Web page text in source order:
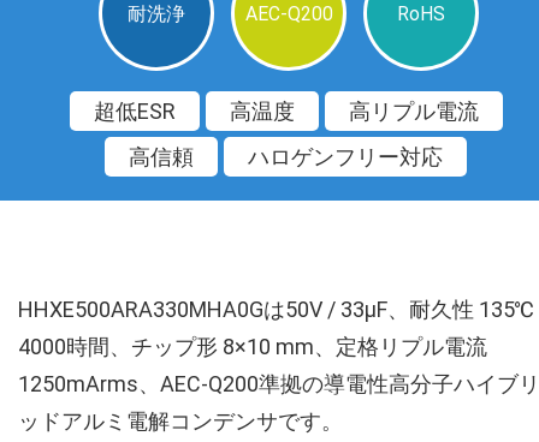
耐洗浄 AEC-Q200 RoHS
超低ESR 高温度
高リプル電流
高信頼
ハロゲンフリー対応
HHXE500ARA330MHA0Gは50V / 33µF、耐久性 135℃
4000時間、チップ形 8×10 mm、定格リプル電流
1250mArms、AEC-Q200準拠の導電性高分子ハイブリ
ッドアルミ電解コンデンサです。